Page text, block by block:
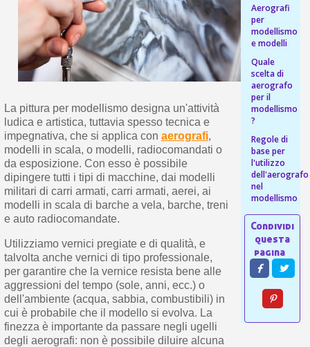
La pittura per modellismo designa un'attività
ludica e artistica, tuttavia spesso tecnica e
impegnativa, che si applica con aerografi,
modelli in scala, o modelli, radiocomandati o
da esposizione. Con esso è possibile
dipingere tutti i tipi di macchine, dai modelli
militari di carri armati, carri armati, aerei, ai
modelli in scala di barche a vela, barche, treni
e auto radiocomandate.
Utilizziamo vernici pregiate e di qualità, e
talvolta anche vernici di tipo professionale,
per garantire che la vernice resista bene alle
aggressioni del tempo (sole, anni, ecc.) o
dell'ambiente (acqua, sabbia, combustibili) in
cui è probabile che il modello si evolva. La
finezza è importante da passare negli ugelli
degli aerografi: non è possibile diluire alcuna
Aerografi
per
modellismo
e modelli
Quale
scelta di
aerografo
per il
modellismo
?
Regole di
base per
l'utilizzo
dell'aerografo
nel
modellismo